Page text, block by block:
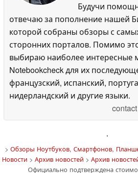
Будучи
отвечаю за пополнение нашей
которой собраны обзоры с
сторонних порталов. Помимо
выбираю наиболее интересные
Notebookcheck для их
французский, испанский,
нидерландский и другие языки.
'
> Обзоры Ноутбуков, Смартфонов,
Новости> Архив новостей> Архив
Официально подтверждена